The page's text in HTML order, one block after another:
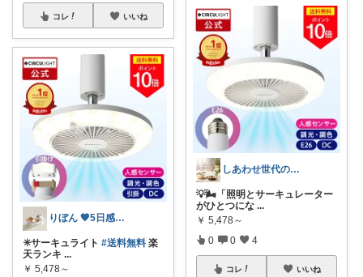
コレ いいね
りぼん 🧡5日感謝です🫶
✳️サーキュライト #送料無料 楽
天ランキ ...
￥ 5,478～
しあわせ世代のおすすめ便
💡🌬️「照明とサーキュレーター
がひとつにな ...
￥ 5,478～
0 0 4
コレ いいね